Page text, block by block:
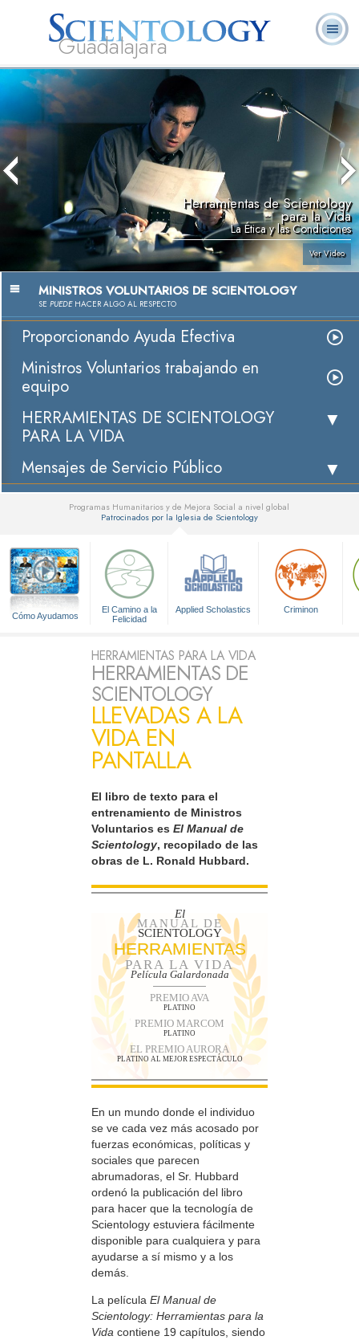
Guadalajara
L. Ronald
Hubbard
¿Qué es
Ministros
Voluntarios
Herramientas de Scientology
para la Vida
La Ética y las Condiciones
Ver Video
MINISTROS VOLUNTARIOS DE SCIENTOLOGY
SE PUEDEHACER ALGO AL RESPECTO
Proporcionando Ayuda Efectiva
Ministros Voluntarios trabajando en
equipo
HERRAMIENTAS DE SCIENTOLOGY
PARA LA VIDA
Mensajes de Servicio Público
Programas Humanitarios y de Mejora Social a nivel global
Patrocinados por la Iglesia de Scientology
Cómo Ayudamos
El Camino a la
Felicidad
Applied Scholastics Criminon
HERRAMIENTAS PARA LA VIDA
HERRAMIENTAS DE
SCIENTOLOGY
LLEVADAS A LA
VIDA EN
PANTALLA
El libro de texto para el
entrenamiento de Ministros
Voluntarios es El Manual de
Scientology, recopilado de las
obras de L. Ronald Hubbard.
El
MANUAL DE
SCIENTOLOGY
HERRAMIENTAS
PARA LA VIDA
Película Galardonada
PREMIO AVA
PLATINO
PREMIO MARCOM
PLATINO
EL PREMIO AURORA
PLATINO AL MEJOR ESPECTÁCULO
En un mundo donde el individuo
se ve cada vez más acosado por
fuerzas económicas, políticas y
sociales que parecen
abrumadoras, el Sr. Hubbard
ordenó la publicación del libro
para hacer que la tecnología de
Scientology estuviera fácilmente
disponible para cualquiera y para
ayudarse a sí mismo y a los
demás.
La película El Manual de
Scientology: Herramientas para la
Vida contiene 19 capítulos, siendo